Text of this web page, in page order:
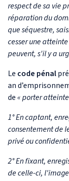
respect de sa vie
réparation du
que séquestre,
cesser une
peuvent, s'il y a
Le code pénal
an
de« porter
1° En captant,
consentement de
privé ou
2° En fixant,
de celle-ci,